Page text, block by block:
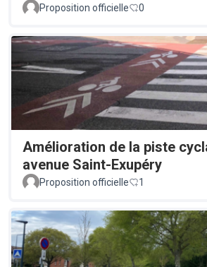
Proposition officielle 0
Amélioration de la piste
avenue Saint-Exupéry
Proposition officielle 1